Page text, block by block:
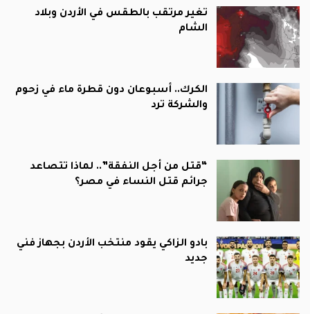
تغير مرتقب بالطقس في الأردن وبلاد
الشام
الكرك.. أسبوعان دون قطرة ماء في زحوم
والشركة ترد
“قتل من أجل النفقة”.. لماذا تتصاعد
جرائم قتل النساء في مصر؟
بادو الزاكي يقود منتخب الأردن بجهاز فني
جديد